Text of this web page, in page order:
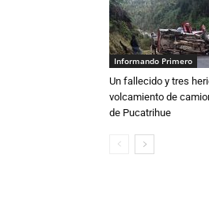
Informando Primero
Un fallecido y tres
volcamiento de
de Pucatrihue